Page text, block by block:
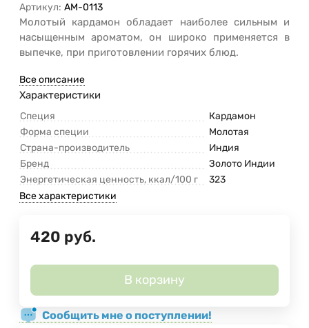
Артикул: AM-0113
Молотый кардамон обладает наиболее сильным и
насыщенным ароматом, он широко применяется в
выпечке, при приготовлении горячих блюд.
Все описание
Характеристики
Специя
Кардамон
Форма специи
Молотая
Страна-производитель
Индия
Бренд
Золото Индии
Энергетическая ценность, ккал/100 г
323
Все характеристики
420 руб.
В корзину
Сообщить мне о поступлении!